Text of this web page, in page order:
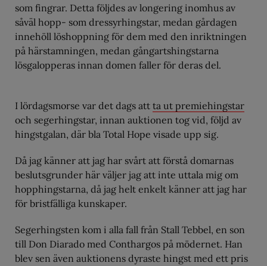
som fingrar. Detta följdes av longering inomhus av
såväl hopp- som dressyrhingstar, medan gårdagen
innehöll löshoppning för dem med den inriktningen
på härstamningen, medan gångartshingstarna
lösgalopperas innan domen faller för deras del.
I lördagsmorse var det dags att ta ut premiehingstar
och segerhingstar, innan auktionen tog vid, följd av
hingstgalan, där bla Total Hope visade upp sig.
Då jag känner att jag har svårt att förstå domarnas
beslutsgrunder här väljer jag att inte uttala mig om
hopphingstarna, då jag helt enkelt känner att jag har
för bristfälliga kunskaper.
Segerhingsten kom i alla fall från Stall Tebbel, en son
till Don Diarado med Conthargos på mödernet. Han
blev sen även auktionens dyraste hingst med ett pris